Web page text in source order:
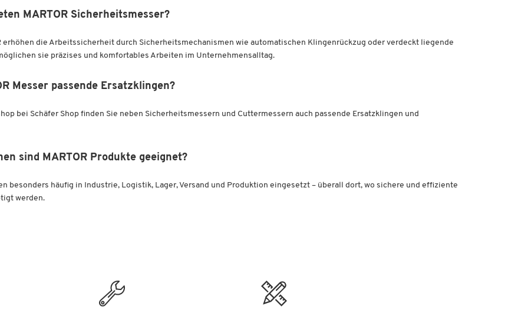
MARTOR Sicherheitsmesser?
erhöhen die Arbeitssicherheit durch Sicherheitsmechanismen wie automatischen Klingenrückzug oder verdeckt liegende
sie präzises und komfortables Arbeiten im Unternehmensalltag.
Messer passende Ersatzklingen?
bei Schäfer Shop finden Sie neben Sicherheitsmessern und Cuttermessern auch passende Ersatzklingen und
sind MARTOR Produkte geeignet?
besonders häufig in Industrie, Logistik, Lager, Versand und Produktion eingesetzt – überall dort, wo sichere und effiziente
werden.